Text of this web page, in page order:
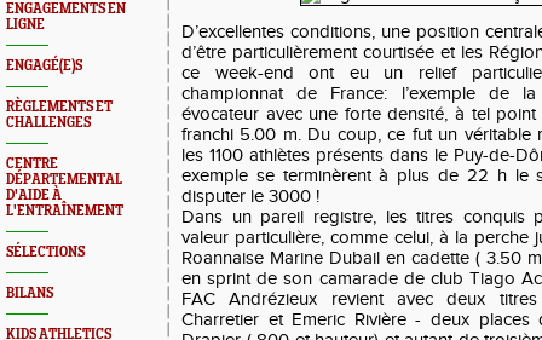
ENGAGEMENTS EN
LIGNE
ENGAGÉ(E)S
RÈGLEMENTS ET
CHALLENGES
CENTRE
DÉPARTEMENTAL
D'AIDE À
L'ENTRAÎNEMENT
SÉLECTIONS
BILANS
KIDS ATHLETICS
D’excellentes conditions, une position
d’être particulièrement courtisée et les
ce week-end ont eu un relief
championnat de France: l’exemple de
évocateur avec une forte densité, à tel
franchi 5.00 m. Du coup, ce fut un véritable
les 1100 athlètes présents dans le Puy-de-
exemple se terminèrent à plus de 22 h le
disputer le 3000 !
Dans un pareil registre, les titres conquis
valeur particulière, comme celui, à la perche
Roannaise Marine Dubail en cadette ( 3.50
en sprint de son camarade de club Tiago
FAC Andrézieux revient avec deux
Charretier et Emeric Rivière - deux places